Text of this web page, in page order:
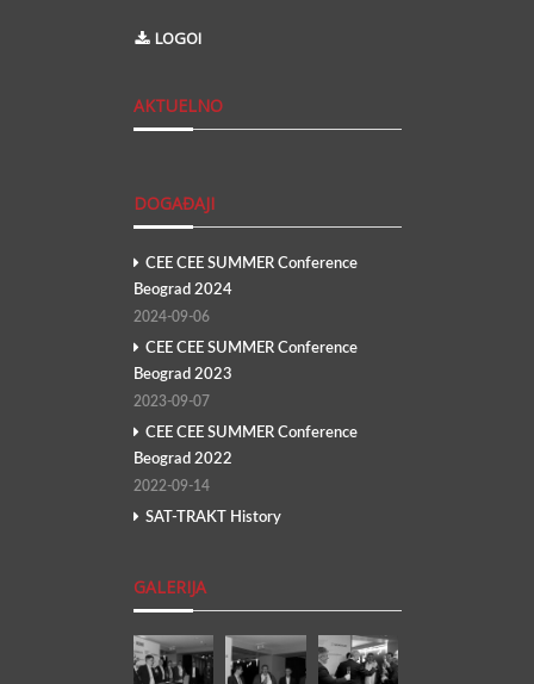
LOGOI
AKTUELNO
DOGAĐAJI
CEE CEE SUMMER Conference
Beograd 2024
2024-09-06
CEE CEE SUMMER Conference
Beograd 2023
2023-09-07
CEE CEE SUMMER Conference
Beograd 2022
2022-09-14
SAT-TRAKT History
GALERIJA